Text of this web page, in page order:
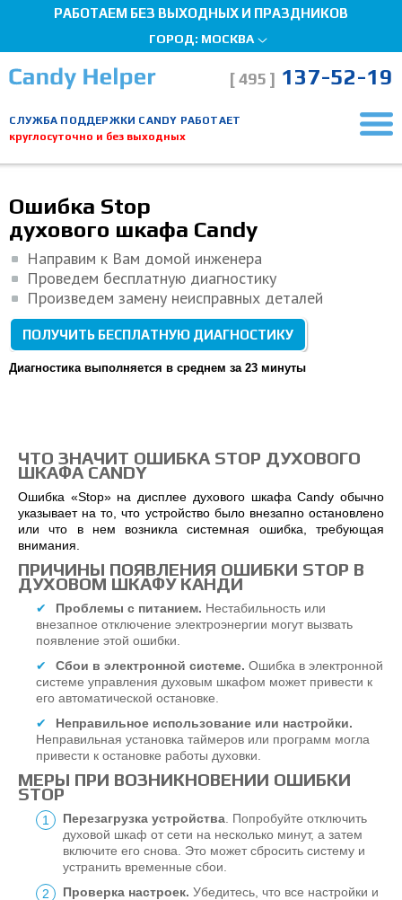
РАБОТАЕМ БЕЗ ВЫХОДНЫХ И ПРАЗДНИКОВ
ГОРОД: МОСКВА
СЛУЖБА ПОДДЕРЖКИ CANDY РАБОТАЕТ
круглосуточно и без выходных
[ 495 ] 137-52-19
Ошибка Stop
духового шкафа Candy
Направим к Вам домой инженера
Проведем бесплатную диагностику
Произведем замену неисправных деталей
ПОЛУЧИТЬ БЕСПЛАТНУЮ ДИАГНОСТИКУ
Диагностика выполняется в среднем за 23 минуты
ЧТО ЗНАЧИТ ОШИБКА STOP ДУХОВОГО
ШКАФА CANDY
Ошибка «Stop» на дисплее духового шкафа Candy обычно
указывает на то, что устройство было внезапно остановлено
или что в нем возникла системная ошибка, требующая
внимания.
ПРИЧИНЫ ПОЯВЛЕНИЯ ОШИБКИ STOP В
ДУХОВОМ ШКАФУ КАНДИ
Проблемы с питанием. Нестабильность или
внезапное отключение электроэнергии могут вызвать
появление этой ошибки.
Сбои в электронной системе. Ошибка в электронной
системе управления духовым шкафом может привести к
его автоматической остановке.
Неправильное использование или настройки.
Неправильная установка таймеров или программ могла
привести к остановке работы духовки.
МЕРЫ ПРИ ВОЗНИКНОВЕНИИ ОШИБКИ
STOP
Перезагрузка устройства . Попробуйте отключить
духовой шкаф от сети на несколько минут, а затем
включите его снова. Это может сбросить систему и
устранить временные сбои.
Проверка настроек. Убедитесь, что все настройки и